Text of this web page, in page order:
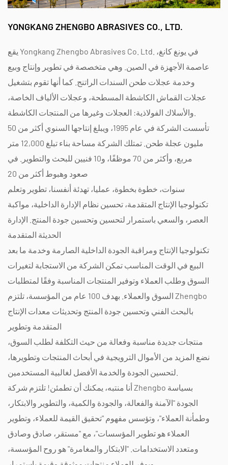
YONGKANG ZHENGBO ABRASIVES CO., LTD.
يقع Yongkang Zhengbo Abrasives Co. Ltd. في يونغ كانغ،
عاصمة الأجهزة في الصين. وهي متخصصة في تطوير وإنتاج وبيع
وخدمة عجلات طحن السندات الراتنج. كما أنها تقوم بتشغيل
عجلات القماش الكاشطة المسطحة، وعجلات الألياف الخاصة،
تأسست الشركة في عام 1995، ويبلغ إنتاجها السنوي أكثر من 50
مليون عجلة طحن. تمتلك الشركة مساحة بناء تبلغ 12,000 متر
مربع، وأكثر من 70 موظفًا، و10 فنيين للبحث والتطوير. في
صعود وهبوط أكثر من 20
سنوات، خطوة بخطوة، عمليا، تهدئة أنفسنا، تطوير وتعلم
تكنولوجيا الإنتاج المتقدمة، تحسين نظام الإدارة الداخلية، مواكبة
العصر، والسعي باستمرار لتحسين وتحسين جودة المنتج. الإدارة
الحديثة المتقدمة
تكنولوجيا الإنتاج ومراقبة الجودة الداخلية الصارمة وخدمة ما بعد
البيع في الوقت المناسب تمكن الشركة من الاستجابة لتغيرات
السوق وطلب العملاء وتوفير المنتجات المناسبة وفقًا لمتطلبات
السوق والعملاء. بهدف 100 عام من المؤسسة، تلتزم Zhengbo
بالبحث الفني وتحسين جودة المنتج وتحديثات معدات الإنتاج
المتقدمة وتطوير
منتجات جديدة مناسبة وفعالة من حيث التكلفة لطلب السوق،
نضع المزيد من الأموال الترويجية في أبحاث المنتجات وتطويرها،
أنا منتبه، يمكنك أن تطمئن! تلتزم شركة Zhengbo بسياسة
الجودة "الآمنة والفعالة، والجودة والكمية، والتطوير والابتكار،
وطمأنة العملاء"، وتؤسس مفهوم "تحقيق القيمة للعملاء، وتطوير
العملاء هو تطوير المؤسسات"، مع "مستقر، صادق وصادق
ومتعدد الاستخدامات. "الابتكار والمغامرة" هو روح المؤسسة،